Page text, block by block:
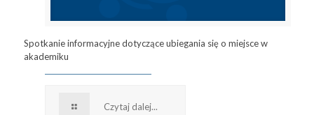
Spotkanie informacyjne dotyczące ubiegania się o miejsce w
akademiku
Czytaj dalej...